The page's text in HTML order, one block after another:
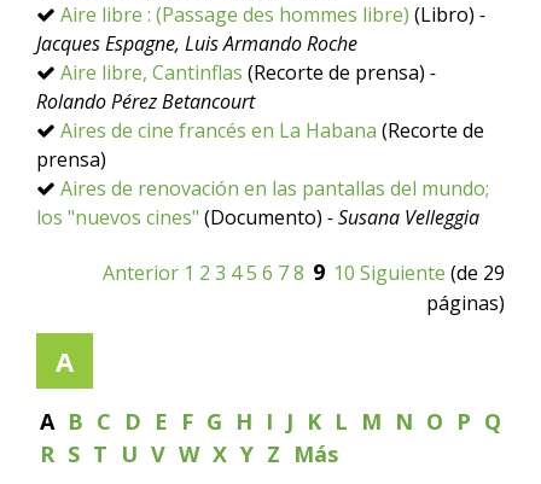
Aire libre : (Passage des hommes libre) (Libro) -
Jacques Espagne, Luis Armando Roche
Aire libre, Cantinflas (Recorte de prensa) -
Rolando Pérez Betancourt
Aires de cine francés en La Habana (Recorte de
prensa)
Aires de renovación en las pantallas del mundo;
los "nuevos cines" (Documento) - Susana Velleggia
Anterior 1 2 3 45 6 78 9 10 Siguiente (de 29
páginas)
A
A B C D E F G H I J K L M N O P Q
R S T U V W X Y Z Más